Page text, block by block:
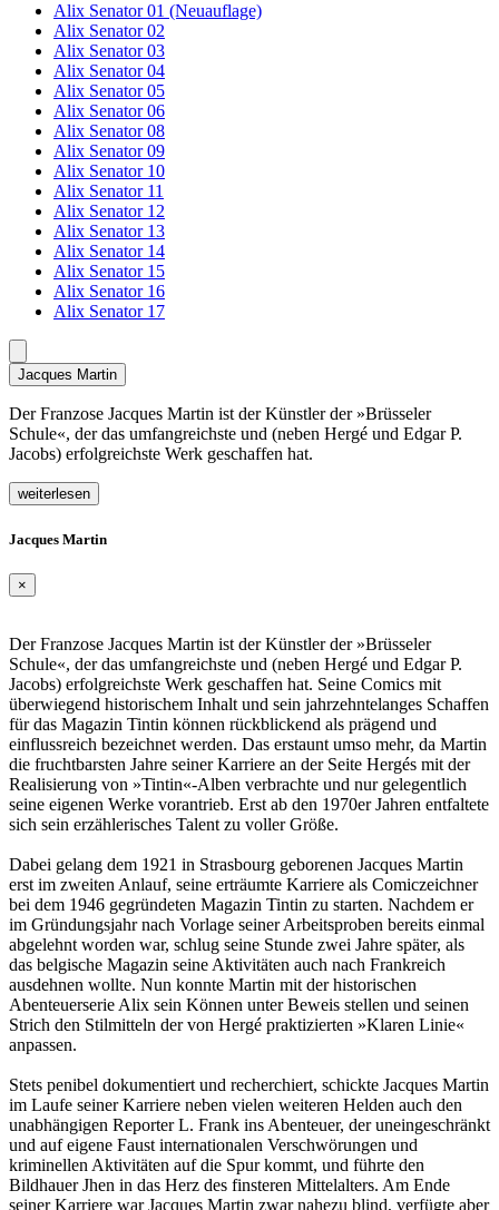
Alix Senator 01 (Neuauflage)
Alix Senator 02
Alix Senator 03
Alix Senator 04
Alix Senator 05
Alix Senator 06
Alix Senator 08
Alix Senator 09
Alix Senator 10
Alix Senator 11
Alix Senator 12
Alix Senator 13
Alix Senator 14
Alix Senator 15
Alix Senator 16
Alix Senator 17
Jacques Martin
Der Franzose Jacques Martin ist der Künstler der »Brüsseler
Schule«, der das umfangreichste und (neben Hergé und Edgar P.
Jacobs) erfolgreichste Werk geschaffen hat.
weiterlesen
Jacques Martin
×
Der Franzose Jacques Martin ist der Künstler der »Brüsseler
Schule«, der das umfangreichste und (neben Hergé und Edgar P.
Jacobs) erfolgreichste Werk geschaffen hat. Seine Comics mit
überwiegend historischem Inhalt und sein jahrzehntelanges Schaffen
für das Magazin Tintin können rückblickend als prägend und
einflussreich bezeichnet werden. Das erstaunt umso mehr, da Martin
die fruchtbarsten Jahre seiner Karriere an der Seite Hergés mit der
Realisierung von »Tintin«-Alben verbrachte und nur gelegentlich
seine eigenen Werke vorantrieb. Erst ab den 1970er Jahren entfaltete
sich sein erzählerisches Talent zu voller Größe.
Dabei gelang dem 1921 in Strasbourg geborenen Jacques Martin
erst im zweiten Anlauf, seine erträumte Karriere als Comiczeichner
bei dem 1946 gegründeten Magazin Tintin zu starten. Nachdem er
im Gründungsjahr nach Vorlage seiner Arbeitsproben bereits einmal
abgelehnt worden war, schlug seine Stunde zwei Jahre später, als
das belgische Magazin seine Aktivitäten auch nach Frankreich
ausdehnen wollte. Nun konnte Martin mit der historischen
Abenteuerserie Alix sein Können unter Beweis stellen und seinen
Strich den Stilmitteln der von Hergé praktizierten »Klaren Linie«
anpassen.
Stets penibel dokumentiert und recherchiert, schickte Jacques Martin
im Laufe seiner Karriere neben vielen weiteren Helden auch den
unabhängigen Reporter L. Frank ins Abenteuer, der uneingeschränkt
und auf eigene Faust internationalen Verschwörungen und
kriminellen Aktivitäten auf die Spur kommt, und führte den
Bildhauer Jhen in das Herz des finsteren Mittelalters. Am Ende
seiner Karriere war Jacques Martin zwar nahezu blind, verfügte aber